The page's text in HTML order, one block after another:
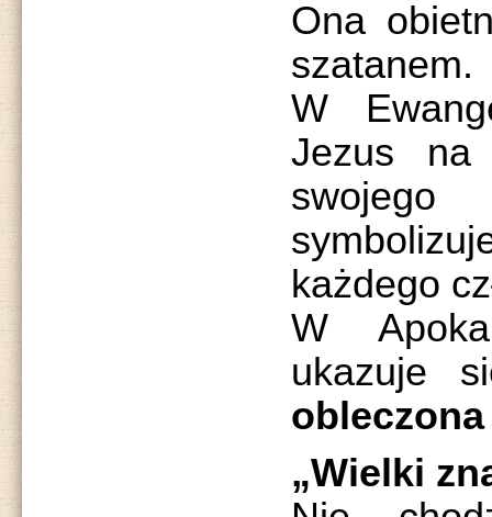
Ona
szatanem.
W
Jezus na
każdego
W
ukazuje
obleczona
„Wielki